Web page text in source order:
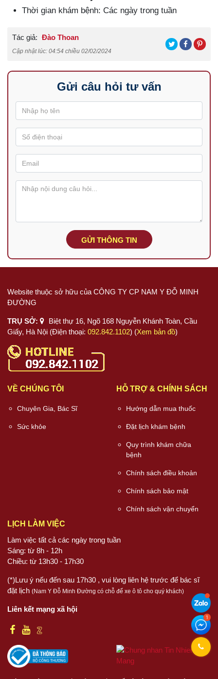
Thời gian khám bệnh: Các ngày trong tuần
Tác giả: Đào Thoan
Cập nhật lúc: 04:54 chiều 02/02/2024
Gửi câu hỏi tư vấn
GỬI THÔNG TIN
Website thuộc sở hữu của CÔNG TY CP NAM Y ĐỖ MINH
ĐƯỜNG
TRỤ SỞ:
Biệt thự 16, Ngõ 168 Nguyễn Khánh Toàn, Cầu
Giấy, Hà Nội (Điện thoại: 092.842.1102) (Xem bản đồ)
VỀ CHÚNG TÔI
Chuyên Gia, Bác Sĩ
Sức khỏe
HỖ TRỢ & CHÍNH SÁCH
Hướng dẫn mua thuốc
Đặt lịch khám bệnh
Quy trình khám chữa
bệnh
Chính sách điều khoản
Chính sách bảo mật
Chính sách vận chuyển
LỊCH LÀM VIỆC
Làm việc tất cả các ngày trong tuần
Sáng: từ 8h - 12h
Chiều: từ 13h30 - 17h30
(*)Lưu ý nếu đến sau 17h30 , vui lòng liên hệ trước để bác sĩ
đặt lịch (Nam Y Đỗ Minh Đường có chỗ để xe ô tô cho quý khách)
Liên kết mạng xã hội